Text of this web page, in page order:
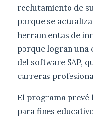
reclutamiento de
porque se
herramientas de
porque logran una
del software SAP,
carreras
El programa prevé
para fines